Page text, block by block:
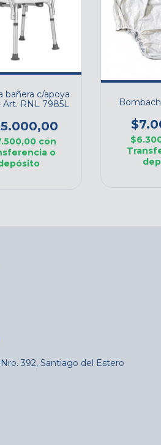
bañera c/apoya
Art. RNL 7985L
con
o
392, Santiago del Estero